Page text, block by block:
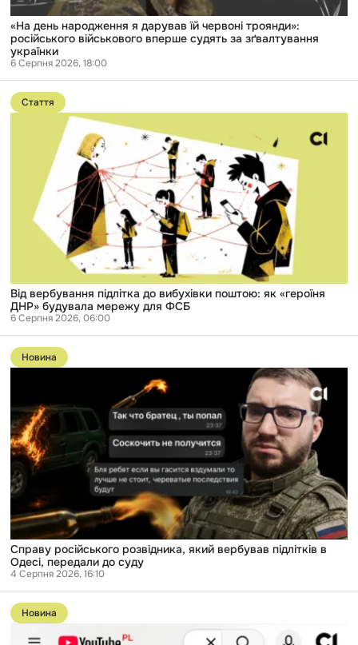
за
зґвалтування
українки
«На день народження я дарував їй червоні троянди»:
російського військового вперше судять за зґвалтування
українки
6 Серпня 2026, 18:00
Перейти
до
публікації
вербування
вибухівки
поштою:
«героїня
будувала
Стаття
Від вербування підлітка до вибухівки поштою: як «героїня
ДНР» будувала мережу для ФСБ
6 Серпня 2026, 06:00
Перейти
до
публікації
розвідника,
який
вербував
підлітків
Одесі,
передали
до
Новина
Справу російського розвідника, який вербував підлітків в
Одесі, передали до суду
4 Серпня 2026, 16:10
Перейти
до
публікації
«ОУН
Новина